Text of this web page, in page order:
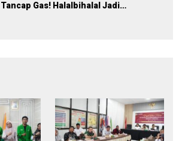
Tancap Gas! Halalbihalal Jadi